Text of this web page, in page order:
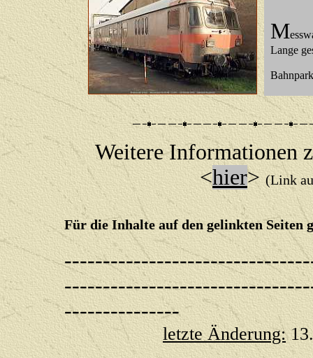
M
Lange
Weitere Informationen
<hier>(Link
Für die Inhalte auf den gelinkten Seiten
---------------
letzte Änderung: